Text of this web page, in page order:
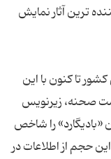
ترین آثار نمایش
تا کنون با این
صحنه، زیرنویس
را شاخص
حجم از اطلاعات در